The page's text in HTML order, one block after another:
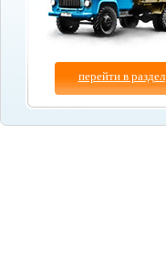
перейти в раздел